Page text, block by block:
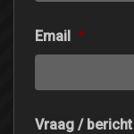
Email *
Vraag / bericht